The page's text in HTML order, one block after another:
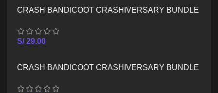
CRASH BANDICOOT CRASHIVERSARY BUNDLE
S/29.00
CRASH BANDICOOT CRASHIVERSARY BUNDLE